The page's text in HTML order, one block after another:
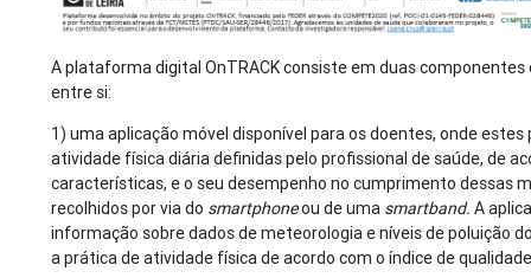
A plataforma digital OnTRACK consiste em duas
entre si:
1) uma aplicação móvel disponível para os doentes, onde
atividade física diária definidas pelo profissional de saúde, de
características, e o seu desempenho no cumprimento dessas
recolhidos por via do smartphoneou de uma smartband.A
informação sobre dados de meteorologia e níveis de poluição
a prática de atividade física de acordo com o índice de